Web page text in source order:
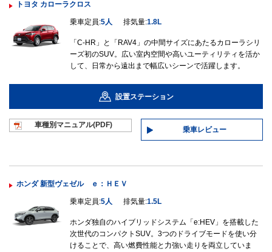
トヨタ カローラクロス
乗車定員:5人 排気量:1.8L
「C-HR」と「RAV4」の中間サイズにあたるカローラシリ
ーズ初のSUV。広い室内空間や高いユーティリティを活か
して、日常から遠出まで幅広いシーンで活躍します。
設置ステーション
車種別マニュアル(PDF)
乗車レビュー
ホンダ 新型ヴェゼル ｅ：ＨＥＶ
乗車定員:5人 排気量:1.5L
ホンダ独自のハイブリッドシステム「e:HEV」を搭載した
次世代のコンパクトSUV。3つのドライブモードを使い分
けることで、高い燃費性能と力強い走りを両立していま